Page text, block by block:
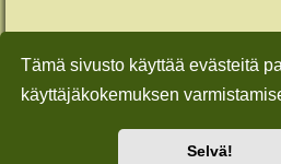
Tämä sivusto käyttää evästeitä
käyttäjäkokemuksen
Selvä!
Etusivu Viesti Ylläpidolle
Keskustelufoorumin ohjelmistophpBB® Forum